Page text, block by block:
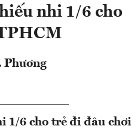
nhi 1/6 cho
Phương
1/6 cho trẻ đi đâu chơi